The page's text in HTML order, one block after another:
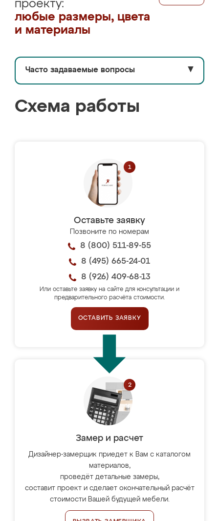
проекту:
любые размеры, цвета
и материалы
Часто задаваемые вопросы ▼
Схема работы
Оставьте заявку
Позвоните по номерам
8 (800) 511-89-55
8 (495) 665-24-01
8 (926) 409-68-13
Или оставьте заявку на сайте для консультации и
предварительного расчёта стоимости.
ОСТАВИТЬ ЗАЯВКУ
Замер и расчет
Дизайнер-замерщик приедет к Вам с каталогом
материалов,
проведёт детальные замеры,
составит проект и сделает окончательный расчёт
стоимости Вашей будущей мебели.